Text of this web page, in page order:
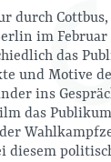
durch Cottbus,
im Februar
das
und Motive
ins
das
diesem